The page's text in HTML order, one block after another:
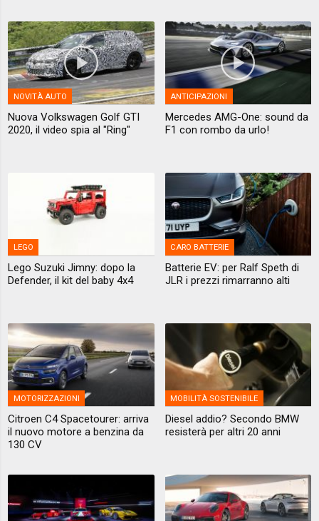
NOVITÀ AUTO
Nuova Volkswagen Golf GTI
2020, il video spia al "Ring"
ANTICIPAZIONI
Mercedes AMG-One: sound da
F1 con rombo da urlo!
LEGO
Lego Suzuki Jimny: dopo la
Defender, il kit del baby 4x4
CARO BATTERIE
Batterie EV: per Ralf Speth di
JLR i prezzi rimarranno alti
MOTORIZZAZIONI
Citroen C4 Spacetourer: arriva
il nuovo motore a benzina da
130 CV
MOBILITÀ SOSTENIBILE
Diesel addio? Secondo BMW
resisterà per altri 20 anni